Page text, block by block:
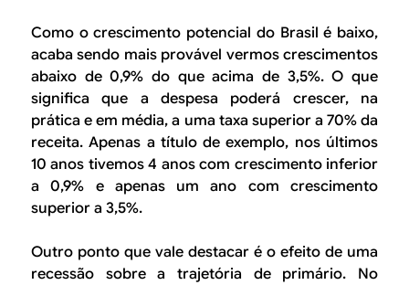
Como o crescimento potencial do Brasil é baixo,
acaba sendo mais provável vermos crescimentos
abaixo de 0,9% do que acima de 3,5%. O que
significa que a despesa poderá crescer, na
prática e em média, a uma taxa superior a 70% da
receita. Apenas a título de exemplo, nos últimos
10 anos tivemos 4 anos com crescimento inferior
a 0,9% e apenas um ano com crescimento
superior a 3,5%.
Outro ponto que vale destacar é o efeito de uma
recessão sobre a trajetória de primário. No